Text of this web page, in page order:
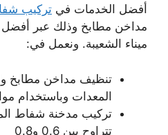
أفضل الخدمات في تركيب
مداخن مطابخ وذلك عبر
ميناء الشعيبة. ونعمل في:
تنظيف مداخن مطابخ
المعدات وباستخدام
تركيب مدخنة شفاط
تتراوح بين 0.6 و0.8